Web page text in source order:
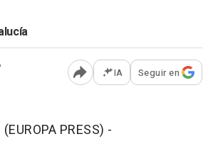
Abrir opciones para
IA Seguir en
PRESS) -